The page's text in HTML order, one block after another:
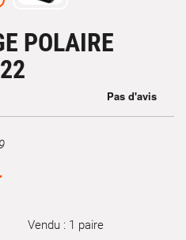
POLAIRE
Vendu : 1 paire